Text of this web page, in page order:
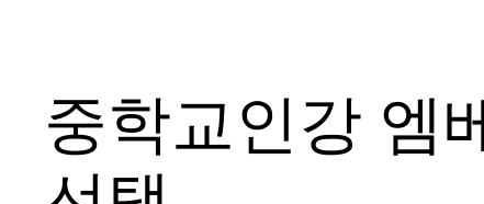
중학교인강 엠